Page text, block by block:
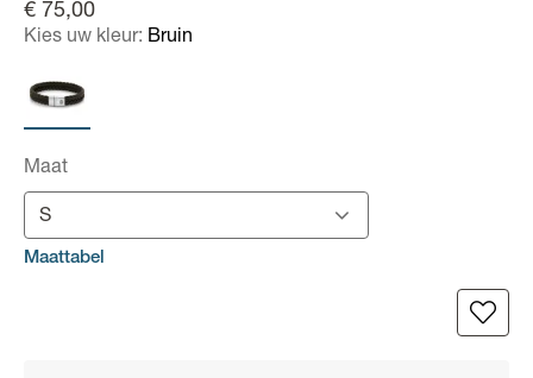
€ 75,00
Kies uw kleur: Bruin
Maat
S
Maattabel